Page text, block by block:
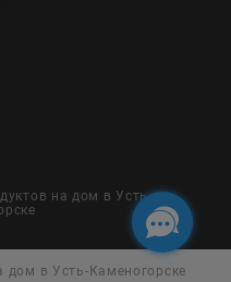
на дом в Усть-
дом в Усть-Каменогорске